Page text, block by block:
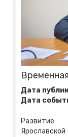
Дата
Дата
Развитие